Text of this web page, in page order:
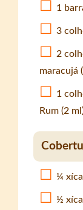
1
3
2
maracujá
1
Rum (2
¼
½